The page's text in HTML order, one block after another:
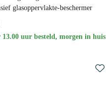
glasoppervlakte-beschermer
13.00 uur besteld, morgen in huis